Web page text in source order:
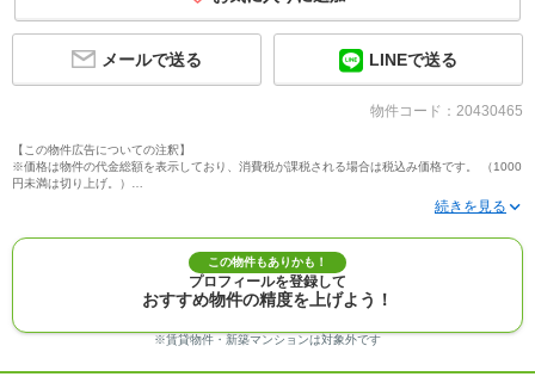
メールで送る LINEで送る
物件コード：20430465
【この物件広告についての注釈】
※価格は物件の代金総額を表示しており、消費税が課税される場合は税込み価格です。 （1000
円未満は切り上げ。）
※写真に写っている、またはパース（絵）や間取り図に描かれている家具や車などは、特にコ
※建築条件付き土地価格には、建物価格は含まれません。
※物件情報は、原則として情報提供日の２日前に最終確認した情報です。
※完成予想図はいずれも外構、植栽、外観等実際のものとは多少異なることがあります。
※モデルルーム・モデルハウス・展示場・ショールームの画像の場合、今回販売の物件と異な
※ＣＧ合成の画像の場合、実際とは多少異なる場合があります。
※物件特徴：販売戸数が複数の物件は、全ての住戸に該当しない項目もあります。
この物件もありかも！
プロフィールを登録して
おすすめ物件の精度を上げよう！
※賃貸物件・新築マンションは対象外です